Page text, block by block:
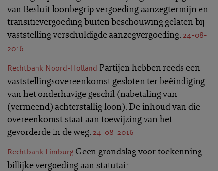
van Besluit loonbegrip vergoeding aanzegtermijn en
transitievergoeding buiten beschouwing gelaten bij
vaststelling verschuldigde aanzegvergoeding. 24-08-
2016
Rechtbank Noord-Holland Partijen hebben reeds een
vaststellingsovereenkomst gesloten ter beëindiging
van het onderhavige geschil (nabetaling van
(vermeend) achterstallig loon). De inhoud van die
overeenkomst staat aan toewijzing van het
gevorderde in de weg. 24-08-2016
Rechtbank Limburg Geen grondslag voor toekenning
billijke vergoeding aan statutair